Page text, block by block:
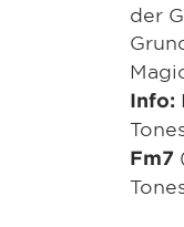
der
Info:
Fm7